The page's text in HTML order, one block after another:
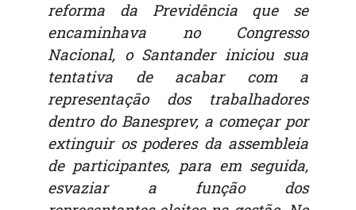
reforma da Previdência que se
encaminhava no Congresso
Nacional, o Santander iniciou sua
tentativa de acabar com a
representação dos trabalhadores
dentro do Banesprev, a começar por
extinguir os poderes da assembleia
de participantes, para em seguida,
esvaziar a função dos